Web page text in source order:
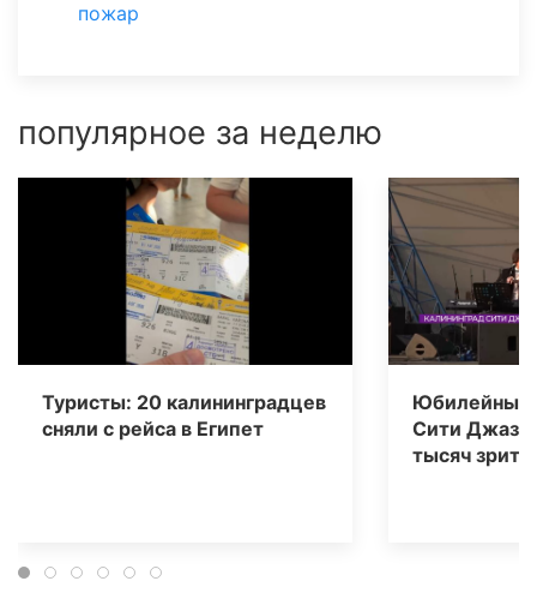
пожар
популярное за неделю
Туристы: 20 калининградцев
сняли с рейса в Египет
Юбилейный
Сити Джаз»
тысяч